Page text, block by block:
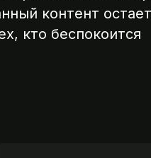
контент
кто беспокоится